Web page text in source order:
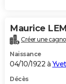
Maurice
Créer une
Naissance
04/10/1922 à
Décès